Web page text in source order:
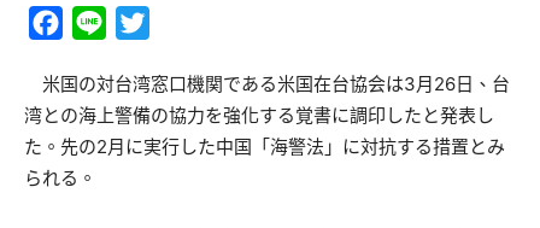
Facebook
Line
米国の対台湾窓口機関である米国在台協会は3月26日、台
湾との海上警備の協力を強化する覚書に調印したと発表し
た。先の2月に実行した中国「海警法」に対抗する措置とみ
られる。